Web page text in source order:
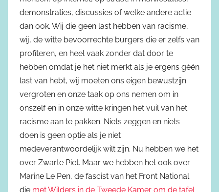
demonstraties, discussies of welke andere actie
dan ook. Wij die geen last hebben van racisme,
wij, de witte bevoorrechte burgers die er zelfs van
profiteren, en heel vaak zonder dat door te
hebben omdat je het niet merkt als je ergens géén
last van hebt, wij moeten ons eigen bewustzijn
vergroten en onze taak op ons nemen om in
onszelf en in onze witte kringen het vuil van het
racisme aan te pakken. Niets zeggen en niets
doen is geen optie als je niet
medeverantwoordelijk wilt zijn. Nu hebben we het
over Zwarte Piet. Maar we hebben het ook over
Marine Le Pen, de fascist van het Front National
die met Wilders in de Tweede Kamer om de tafel